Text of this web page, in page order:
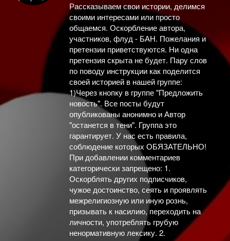
Рассказываем свои истории, делимся
своими интересами или просто
общаемся. Оскорбление автора,
участников, флуд - БАН. Пожелания и
претензии приветствуются. Ни одна
претензия скрыта не будет. Пару слов
по поводу инструкции как поделится
своей историей в нашей группе:
1)Через кнопку в группе "Предложить
новость". Все посты будут
опубликованы анонимно и Автор
"останется в тени". Группа это
гарантирует. У нас есть правила,
соблюдение которых ОБЯЗАТЕЛЬНО!
При добавлении комментариев
категорически запрещено: 1.
Оскорблять других подписчиков,
чужое достоинство, сеять и проявлять
межрелигиозную или иную рознь,
призывать к насилию, переходить на
личности, употреблять грубую
ненормативную лексику. 2.